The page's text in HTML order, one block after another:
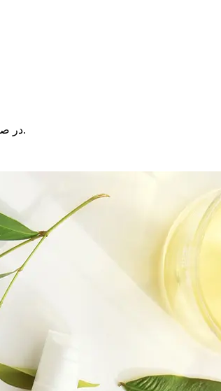
در صورت نیاز، کرم چشم و مراکز درمانی کوچک (در صورت مشورت با متخصص).